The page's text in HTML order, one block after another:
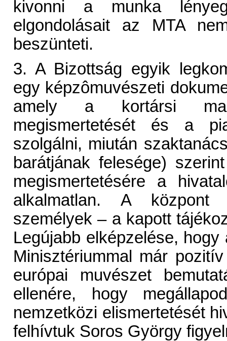
kivonni a munka
elgondolásait az MTA
beszünteti.
3. A Bizottság egyik
egy képzômuvészeti
amely a kortársi
megismertetését és a
szolgálni, miután
barátjának felesége)
megismertetésére a
alkalmatlan. A központ
személyek – a kapott
Legújabb elképzelése,
Minisztériummal már
európai muvészet
ellenére, hogy
nemzetközi elismertetését
felhívtuk Soros György